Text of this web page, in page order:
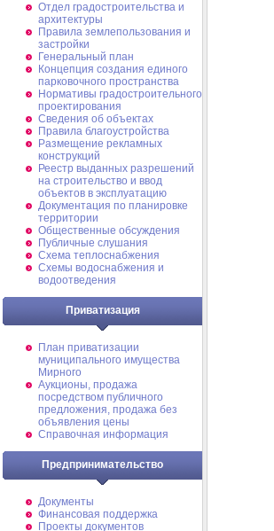
Отдел градостроительства и
архитектуры
Правила землепользования и
застройки
Генеральный план
Концепция создания единого
парковочного пространства
Нормативы градостроительного
проектирования
Сведения об объектах
Правила благоустройства
Размещение рекламных
конструкций
Реестр выданных разрешений
на строительство и ввод
объектов в эксплуатацию
Документация по планировке
территории
Общественные обсуждения
Публичные слушания
Схема теплоснабжения
Схемы водоснабжения и
водоотведения
Приватизация
План приватизации
муниципального имущества
Мирного
Аукционы, продажа
посредством публичного
предложения, продажа без
объявления цены
Справочная информация
Предпринимательство
Документы
Финансовая поддержка
Проекты документов